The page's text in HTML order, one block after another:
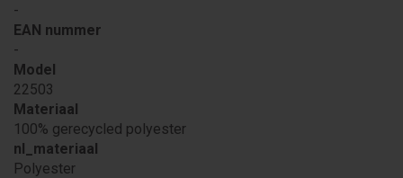
-
EAN nummer
-
Model
22503
Materiaal
100% gerecycled polyester
nl_materiaal
Polyester